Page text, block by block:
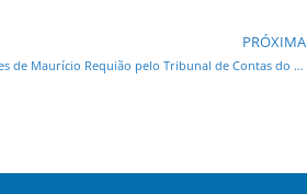
PRÓXIMA
Ação popular para impedir o pagamento de R$ 12 milhões de Maurício Requião pelo Tribunal de Contas do Paraná